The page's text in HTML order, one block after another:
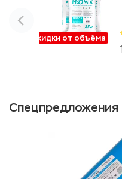
Скидки от объёма
Спецпредложения